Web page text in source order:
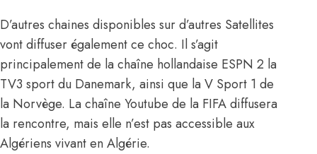
D’autres chaines disponibles sur d’autres Satellites
vont diffuser également ce choc. Il s’agit
principalement de la chaîne hollandaise ESPN 2 la
TV3 sport du Danemark, ainsi que la V Sport 1 de
la Norvège. La chaîne Youtube de la FIFA diffusera
la rencontre, mais elle n’est pas accessible aux
Algériens vivant en Algérie.